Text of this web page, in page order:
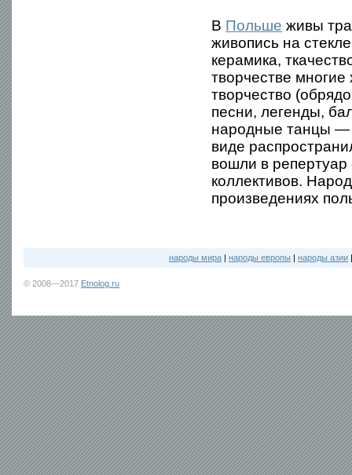
В Польше живы
живопись на
керамика,
творчестве
творчество
песни, легенды,
народные танцы —
виде
вошли в
коллективов.
произведениях
народы мира | народы европы | народы азии
© 2008—2017 Etnolog.ru